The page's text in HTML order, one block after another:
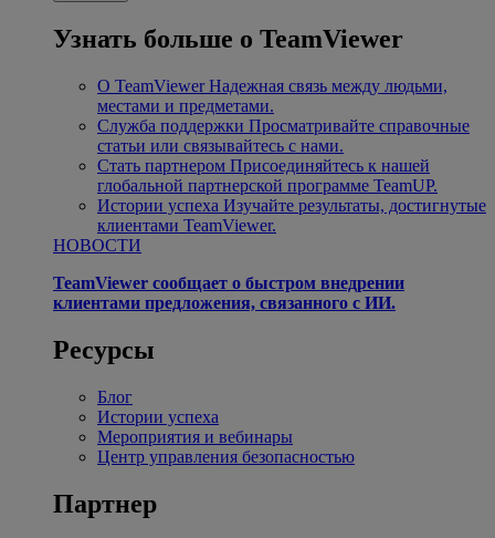
Узнать больше о TeamViewer
О TeamViewer Надежная связь между людьми,
местами и предметами.
Служба поддержки Просматривайте справочные
статьи или связывайтесь с нами.
Стать партнером Присоединяйтесь к нашей
глобальной партнерской программе TeamUP.
Истории успеха Изучайте результаты, достигнутые
клиентами TeamViewer.
НОВОСТИ
TeamViewer сообщает о быстром внедрении
клиентами предложения, связанного с ИИ.
Ресурсы
Блог
Истории успеха
Мероприятия и вебинары
Центр управления безопасностью
Партнер